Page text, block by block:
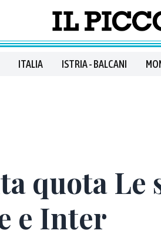
ITALIA ISTRIA - BALCANI
quota
e Inter